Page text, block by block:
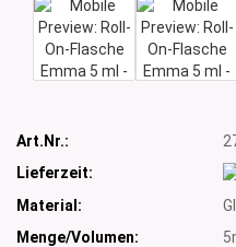
Art.Nr.:
Lieferzeit:
Material:
Menge/Volumen: